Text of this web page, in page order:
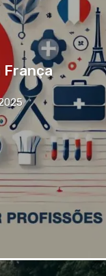
França